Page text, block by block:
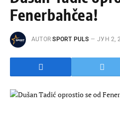
Fenerbahčea!
AUTOR SPORT PULS ЈУН 2,